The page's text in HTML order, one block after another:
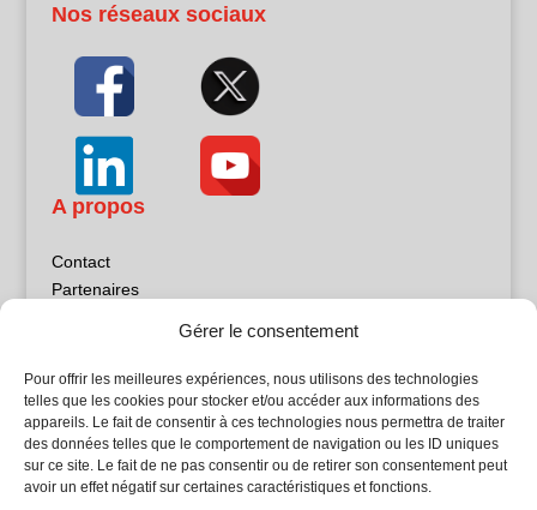
Gérer le consentement
Pour offrir les meilleures expériences, nous utilisons des technologies
telles que les cookies pour stocker et/ou accéder aux informations des
appareils. Le fait de consentir à ces technologies nous permettra de traiter
des données telles que le comportement de navigation ou les ID uniques
sur ce site. Le fait de ne pas consentir ou de retirer son consentement peut
avoir un effet négatif sur certaines caractéristiques et fonctions.
Nos réseaux sociaux
A propos
Contact
Partenaires
Politique de confidentialité
Sites partenaires
5Façades
Atrium Patrimoine